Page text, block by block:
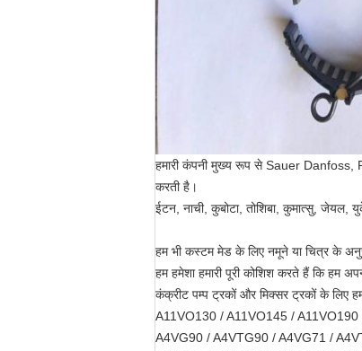
हमारी कंपनी मुख्य रूप से Sauer Danfoss,
करती है।
ईटन, नाची, कुबोटा, तोशिबा, कुमात्सु, जेयल,
हम भी कस्टम मेड के लिए नमूने या चित्र के
हम हमेशा हमारी पूरी कोशिश करते हैं कि हम
कंक्रीट पम्प ट्रकों और मिक्सर ट्रकों के लिए
A11VO130 / A11VO145 /
A4VG90 / A4VTG90 / A4VG71 /